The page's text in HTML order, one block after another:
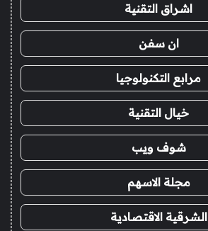
اشراق التقنية
ان سفن
مرابع التكنولوجيا
خيال التقنية
شوف ويب
مجلة الاسهم
الشرقية الاقتصادية